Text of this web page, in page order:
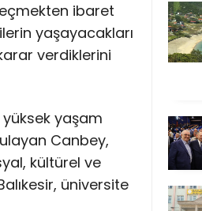
ibaret
yaşayacakları
verdiklerini
yüksek yaşam
Canbey,
kültürel ve
üniversite